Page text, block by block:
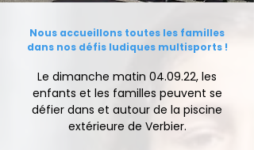
Nous accueillons toutes les familles
dans nos défis ludiques multisports !
Le dimanche matin 04.09.22, les
enfants et les familles peuvent se
défier dans et autour de la piscine
extérieure de Verbier.